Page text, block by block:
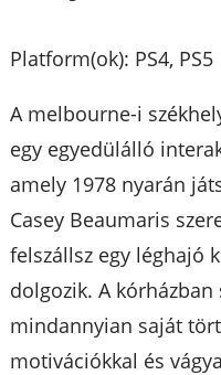
Platform(ok): PS4, PS5
A melbourne-i
egy egyedülálló
amely 1978 nyarán
Casey Beaumaris
felszállsz egy léghajó
dolgozik. A
mindannyian saját
motivációkkal és